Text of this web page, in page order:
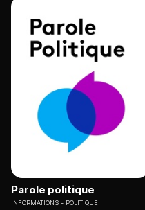
Parole politique
INFORMATIONS POLITIQUE